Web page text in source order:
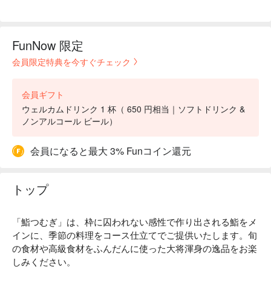
FunNow 限定
会員限定特典を今すぐチェック
会員ギフト
ウェルカムドリンク 1 杯（ 650 円相当｜ソフトドリンク &
ノンアルコール ビール）
会員になると最大 3% Funコイン還元
トップ
「鮨つむぎ」は、枠に囚われない感性で作り出される鮨をメ
インに、季節の料理をコース仕立てでご提供いたします。旬
の食材や高級食材をふんだんに使った大将渾身の逸品をお楽
しみください。